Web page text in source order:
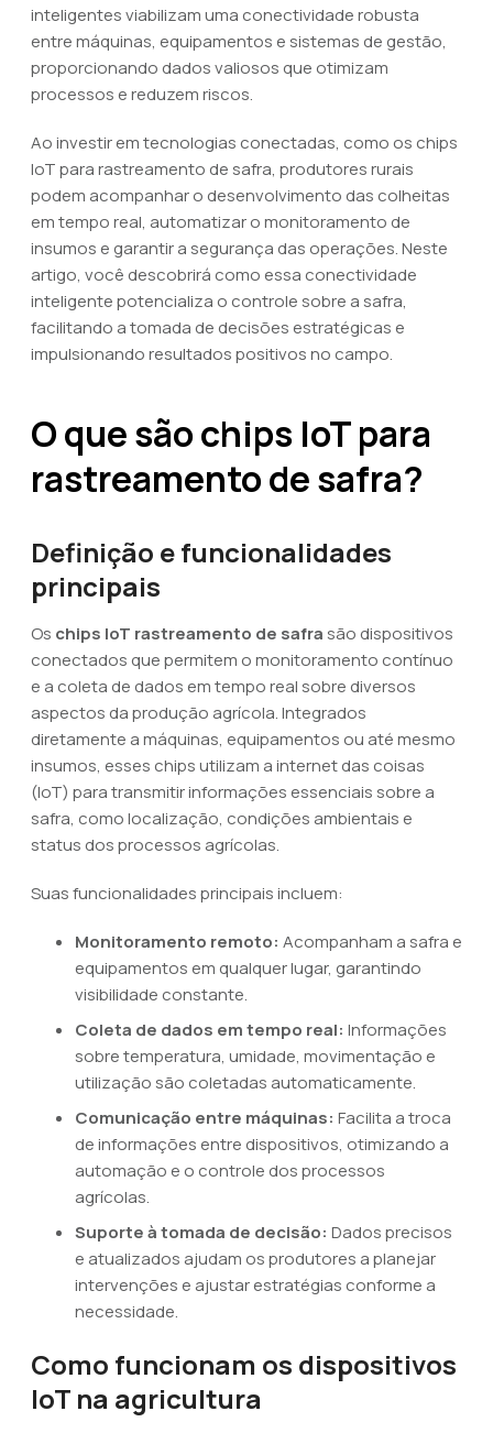
inteligentes viabilizam uma conectividade robusta
entre máquinas, equipamentos e sistemas de gestão,
proporcionando dados valiosos que otimizam
processos e reduzem riscos.
Ao investir em tecnologias conectadas, como os chips
IoT para rastreamento de safra, produtores rurais
podem acompanhar o desenvolvimento das colheitas
em tempo real, automatizar o monitoramento de
insumos e garantir a segurança das operações. Neste
artigo, você descobrirá como essa conectividade
inteligente potencializa o controle sobre a safra,
facilitando a tomada de decisões estratégicas e
impulsionando resultados positivos no campo.
O que são chips IoT para
rastreamento de safra?
Definição e funcionalidades
principais
Os chips IoT rastreamento de safra são dispositivos
conectados que permitem o monitoramento contínuo
e a coleta de dados em tempo real sobre diversos
aspectos da produção agrícola. Integrados
diretamente a máquinas, equipamentos ou até mesmo
insumos, esses chips utilizam a internet das coisas
(IoT) para transmitir informações essenciais sobre a
safra, como localização, condições ambientais e
status dos processos agrícolas.
Suas funcionalidades principais incluem:
Monitoramento remoto: Acompanham a safra e
equipamentos em qualquer lugar, garantindo
visibilidade constante.
Coleta de dados em tempo real: Informações
sobre temperatura, umidade, movimentação e
utilização são coletadas automaticamente.
Comunicação entre máquinas: Facilita a troca
de informações entre dispositivos, otimizando a
automação e o controle dos processos
agrícolas.
Suporte à tomada de decisão: Dados precisos
e atualizados ajudam os produtores a planejar
intervenções e ajustar estratégias conforme a
necessidade.
Como funcionam os dispositivos
IoT na agricultura